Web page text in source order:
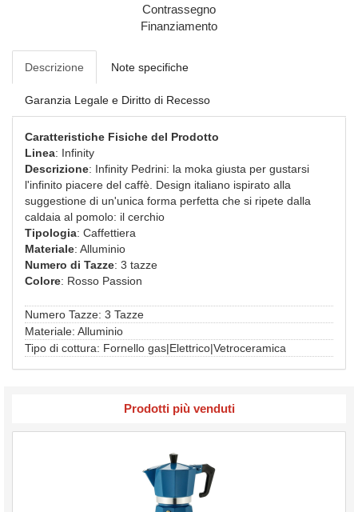
Contrassegno
Finanziamento
Descrizione Note specifiche
Garanzia Legale e Diritto di Recesso
Caratteristiche Fisiche del Prodotto
Linea: Infinity
Descrizione: Infinity Pedrini: la moka giusta per gustarsi
l'infinito piacere del caffè. Design italiano ispirato alla
suggestione di un'unica forma perfetta che si ripete dalla
caldaia al pomolo: il cerchio
Tipologia: Caffettiera
Materiale: Alluminio
Numero di Tazze: 3 tazze
Colore: Rosso Passion
Numero Tazze: 3 Tazze
Materiale: Alluminio
Tipo di cottura: Fornello gas|Elettrico|Vetroceramica
Prodotti più venduti